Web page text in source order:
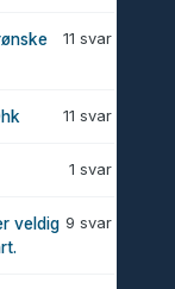
11 svar
11 svar
1 svar
9 svar
veldig